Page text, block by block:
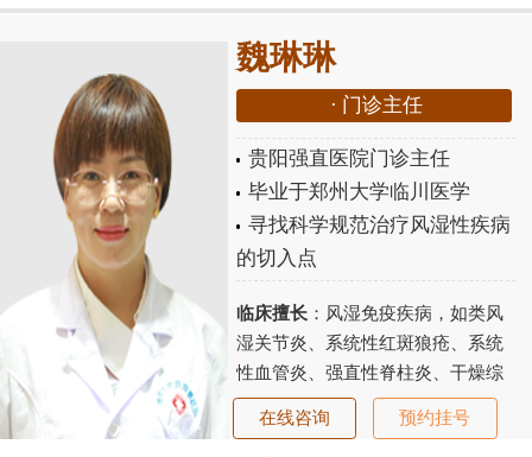
魏琳琳
· 门诊主任
贵阳强直医院门诊主任
毕业于郑州大学临川医学
寻找科学规范治疗风湿性疾病
的切入点
临床擅长：风湿免疫疾病，如类风
湿关节炎、系统性红斑狼疮、系统
性血管炎、强直性脊柱炎、干燥综
合征、老年性骨关节炎、骨质疏松
等...【详细】
在线咨询 预约挂号